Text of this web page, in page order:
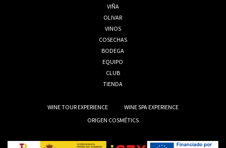
VIÑA
OLIVAR
VINOS
COSECHAS
BODEGA
EQUIPO
CLUB
TIENDA
WINE TOUR EXPERIENCE
WINE SPA EXPERIENCE
ORIGEN COSMÉTICS